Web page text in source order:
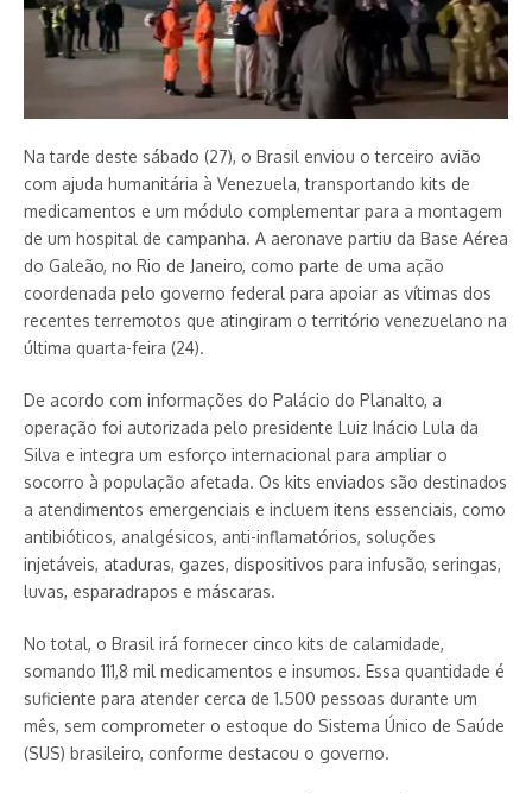
Na tarde deste sábado (27), o Brasil enviou o terceiro avião
com ajuda humanitária à Venezuela, transportando kits de
medicamentos e um módulo complementar para a montagem
de um hospital de campanha. A aeronave partiu da Base Aérea
do Galeão, no Rio de Janeiro, como parte de uma ação
coordenada pelo governo federal para apoiar as vítimas dos
recentes terremotos que atingiram o território venezuelano na
última quarta-feira (24).
De acordo com informações do Palácio do Planalto, a
operação foi autorizada pelo presidente Luiz Inácio Lula da
Silva e integra um esforço internacional para ampliar o
socorro à população afetada. Os kits enviados são destinados
a atendimentos emergenciais e incluem itens essenciais, como
antibióticos, analgésicos, anti-inflamatórios, soluções
injetáveis, ataduras, gazes, dispositivos para infusão, seringas,
luvas, esparadrapos e máscaras.
No total, o Brasil irá fornecer cinco kits de calamidade,
somando 111,8 mil medicamentos e insumos. Essa quantidade é
suficiente para atender cerca de 1.500 pessoas durante um
mês, sem comprometer o estoque do Sistema Único de Saúde
(SUS) brasileiro, conforme destacou o governo.